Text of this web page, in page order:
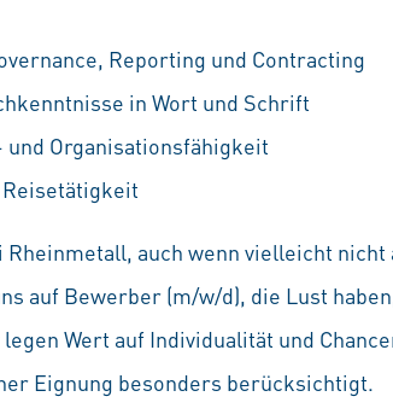
Reporting und Contracting
in Wort und Schrift
Organisationsfähigkeit
auch wenn vielleicht
auf Bewerber (m/w/d), die Lust
Wert auf Individualität und
Eignung besonders berücksichtigt.